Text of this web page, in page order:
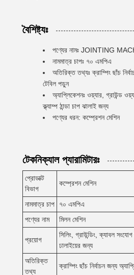
বৈশিষ্ট্যঃ
পণ্যের নামঃ JOINTING
নামমাত্র চাপঃ ৭০ এমপিএ
অতিরিক্ত তথ্যঃ ক্রাম্পিং ছাঁচ
টেবিল পড়ুন
অ্যাপ্লিকেশনঃ ওয়্যার, গ্রাউন্ড
ক্ল্যাম্প ঠান্ডা চাপ ঝালাই জন্য
পণ্যের ধরন: কম্প্রেশন মেশিন
টেকনিক্যাল প্যারামিটারঃ
প্রোডাক্ট
বিভাগ
কম্প্রেশন মেশিন
নামমাত্র চাপ
৭০ এমপিএ
পণ্যের নাম
মিলন মেশিন
প্রয়োগ
সিলিং, গ্রাউন্ডিং, ক্যাবল সংযোগ
ঢালাইয়ের জন্য
অতিরিক্ত
তথ্য
ক্রাম্পিং ছাঁচ নির্বাচন জন্য